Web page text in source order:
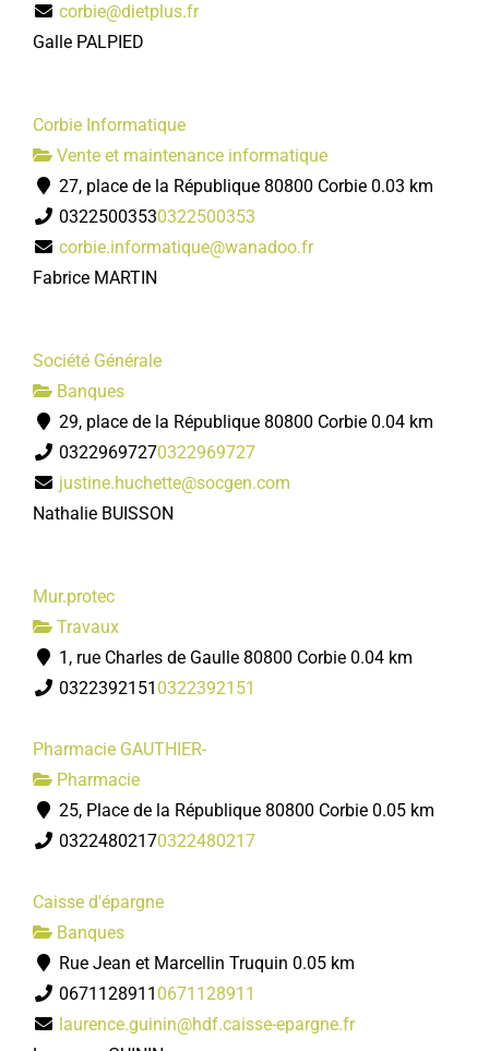
corbie@dietplus.fr
Galle PALPIED
Corbie Informatique
Vente et maintenance informatique
27, place de la République 80800 Corbie 0.03 km
03225003530322500353
corbie.informatique@wanadoo.fr
Fabrice MARTIN
Société Générale
Banques
29, place de la République 80800 Corbie 0.04 km
03229697270322969727
justine.huchette@socgen.com
Nathalie BUISSON
Mur.protec
Travaux
1, rue Charles de Gaulle 80800 Corbie 0.04 km
0322392151 0322392151
Pharmacie GAUTHIER-
Pharmacie
25, Place de la République 80800 Corbie 0.05 km
03224802170322480217
Caisse d'épargne
Banques
Rue Jean et Marcellin Truquin 0.05 km
0671128911 0671128911
laurence.guinin@hdf.caisse-epargne.fr